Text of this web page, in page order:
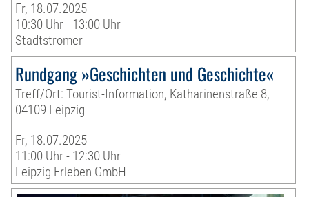
Fr, 18.07.2025
10:30 Uhr - 13:00 Uhr
Stadtstromer
Rundgang »Geschichten und Geschichte«
Treff/Ort: Tourist-Information, Katharinenstraße 8,
04109 Leipzig
Fr, 18.07.2025
11:00 Uhr - 12:30 Uhr
Leipzig Erleben GmbH